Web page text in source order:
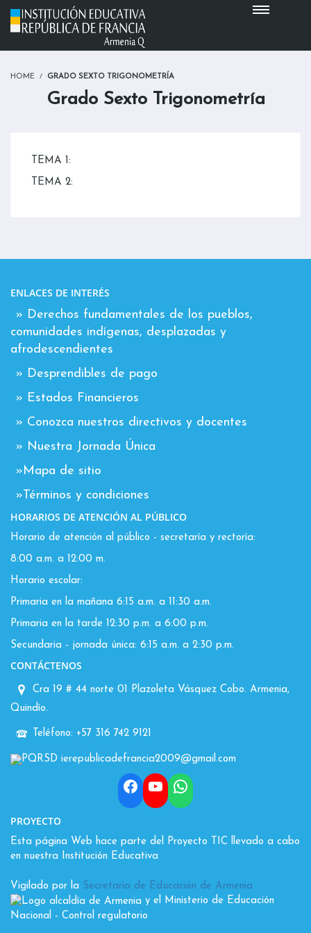
HOME GRADO SEXTO TRIGONOMETRÍA
Grado Sexto Trigonometría
TEMA 1:
TEMA 2:
ENLACES DE INTERÉS
» Derechos fundamentales de los pueblos,
comunidades indígenas, desplazadas y
afrodescendientes
» Desprendibles de pago
» Estados Financieros
» Conozca nuestros directivos y docentes
» Nuestra Jornada Única
»Mapa de sitio
»Términos y condiciones
HORARIOS DE ATENCIÓN AL PÚBLICO
Horario de atención al público - secretaría y rectoría:
8:00 a.m. a 12:00 m.
Horario escolar:
Primaria en la mañana 6:15 a.m. a 11:30 a.m.
Primaria en la tarde 12:30 p.m. a 6:00 p.m.
Secundaria - jornada única: 6:15 a.m. a 2:30 p.m.
CONTÁCTENOS
Cra 19 # 44 norte 01 Plazoleta Vásquez Cobo. Armenia,
Quindío.
Teléfono: +57 316 742 9121
PQRSD ierepublicadefrancia2009@gmail.com
Facebook
YouTubeWhatsApp
PROYECTO
Esta página Web hace parte del Proyecto TIC llevado a cabo
en nuestra Institución Educativa
Vigilado por la Secretaría de Educación de Armenia
y el Ministerio de Educación
Nacional - Control regulatorio